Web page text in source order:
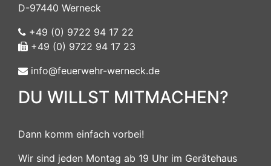
D-97440 Werneck
+49 (0) 9722 94 17 22
+49 (0) 9722 94 17 23
info@feuerwehr-werneck.de
DU WILLST MITMACHEN?
Dann komm einfach vorbei!
Wir sind jeden Montag ab 19 Uhr im Gerätehaus